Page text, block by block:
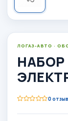
ЛОГАЗ-АВТО ·
0